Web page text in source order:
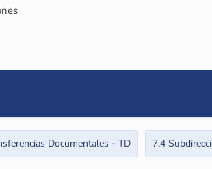
Documentales - TD 7.4